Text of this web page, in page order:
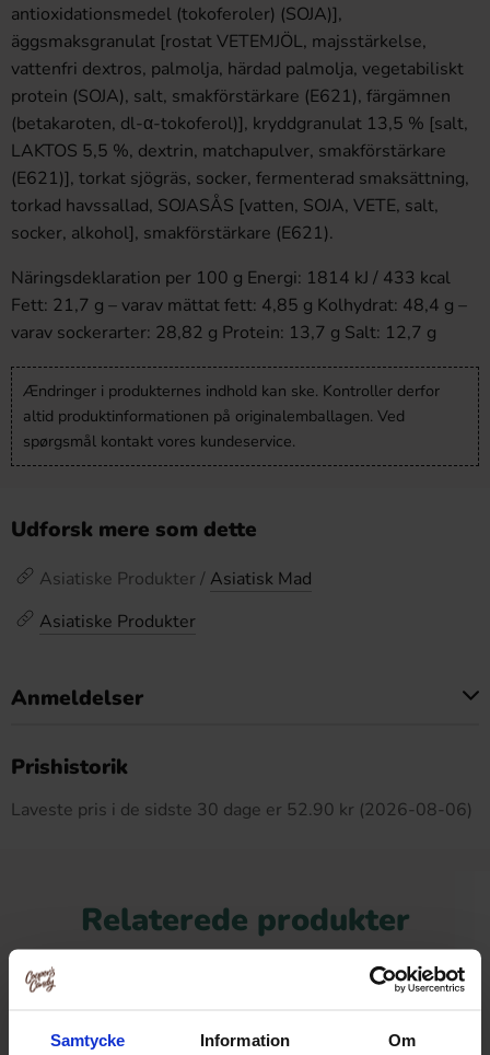
Samtycke Information Om
antioxidationsmedel (tokoferoler) (SOJA)],
äggsmaksgranulat [rostat VETEMJÖL, majsstärkelse,
vattenfri dextros, palmolja, härdad palmolja, vegetabiliskt
protein (SOJA), salt, smakförstärkare (E621), färgämnen
(betakaroten, dl-α-tokoferol)], kryddgranulat 13,5 % [salt,
LAKTOS 5,5 %, dextrin, matchapulver, smakförstärkare
(E621)], torkat sjögräs, socker, fermenterad smaksättning,
torkad havssallad, SOJASÅS [vatten, SOJA, VETE, salt,
socker, alkohol], smakförstärkare (E621).
Näringsdeklaration per 100 g Energi: 1814 kJ / 433 kcal
Fett: 21,7 g – varav mättat fett: 4,85 g Kolhydrat: 48,4 g –
varav sockerarter: 28,82 g Protein: 13,7 g Salt: 12,7 g
Ændringer i produkternes indhold kan ske. Kontroller derfor
altid produktinformationen på originalemballagen. Ved
spørgsmål kontakt vores kundeservice.
Udforsk mere som dette
Asiatiske Produkter / Asiatisk Mad
Asiatiske Produkter
Anmeldelser
Prishistorik
Laveste pris i de sidste 30 dage er 52.90 kr (2026-08-06)
Relaterede produkter